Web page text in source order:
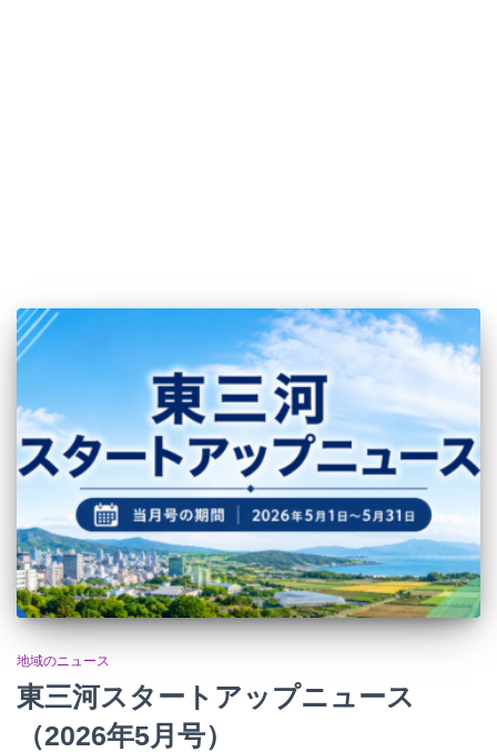
地域のニュース
東三河スタートアップニュース
（2026年5月号）